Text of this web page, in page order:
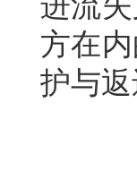
方在
护与